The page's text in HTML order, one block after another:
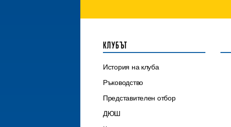
КЛУБЪТ
История на клуба
Ръководство
Представителен отбор
ДЮШ